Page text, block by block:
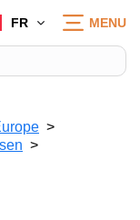
FR MENU